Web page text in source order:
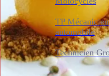
TP
automobile
Technicien